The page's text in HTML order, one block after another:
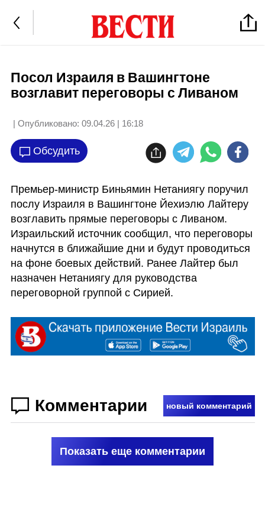
Посол Израиля в Вашингтоне
возглавит переговоры с Ливаном
| Опубликовано: 09.04.26 | 16:18
Обсудить
Премьер-министр Биньямин Нетаниягу поручил
послу Израиля в Вашингтоне Йехиэлю Лайтеру
возглавить прямые переговоры с Ливаном.
Израильский источник сообщил, что переговоры
начнутся в ближайшие дни и будут проводиться
на фоне боевых действий. Ранее Лайтер был
назначен Нетаниягу для руководства
переговорной группой с Сирией.
Комментарии новый комментарий
Показать еще комментарии